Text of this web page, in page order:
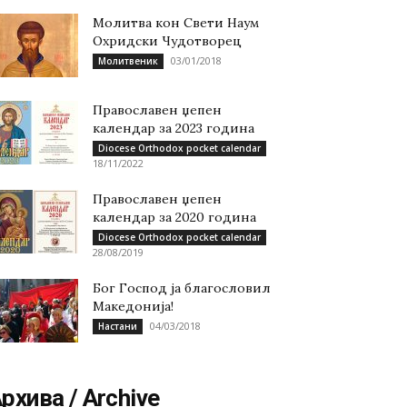
Молитва кон Свети Наум
Охридски Чудотворец
Молитвеник 03/01/2018
Православен џепен
календар за 2023 година
Diocese Orthodox pocket calendar
18/11/2022
Православен џепен
календар за 2020 година
Diocese Orthodox pocket calendar
28/08/2019
Бог Господ ја благословил
Македонија!
Настани 04/03/2018
/ Archive